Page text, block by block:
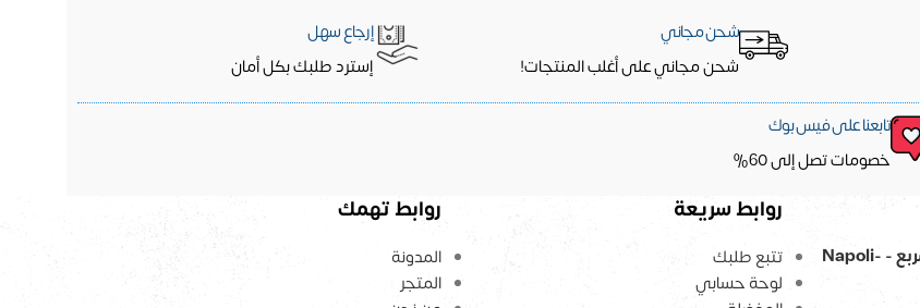
شحن مجاني
شحن مجاني على أغلب المنتجات!
إرجاع سهل
إسترد طلبك بكل أمان
تابعنا على فيس بوك
خصومات تصل إلى 60%
ورق حائط 5 متر مربع - Napoli-
روابط سريعة
تتبع طلبك
لوحة حسابي
روابط تهمك
المدونة
المتجر